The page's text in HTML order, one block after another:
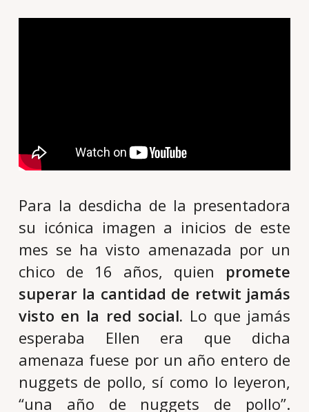
Para la desdicha de la presentadora
su icónica imagen a inicios de este
mes se ha visto amenazada por un
chico de 16 años, quien promete
superar la cantidad de retwit jamás
visto en la red social. Lo que jamás
esperaba Ellen era que dicha
amenaza fuese por un año entero de
nuggets de pollo, sí como lo leyeron,
“una año de nuggets de pollo”.